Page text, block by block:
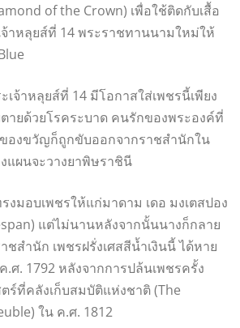
of the Crown) เพื่อใช้ติดกับเสื้อ
าหลุยส์ที่ 14 พระราชทานนามใหม่ให้
จ้าหลุยส์ที่ 14 มีโอกาสใส่เพชรนี้เพียง
ายด้วยโรคระบาด คนรักของพระองค์ที่
ของขวัญก็ถูกขับออกจากราชสำนักใน
แผนจะวางยาพิษราชินี
งมอบเพชรให้แก่มาดาม เดอ มงเตสปอง
แต่ไม่นานหลังจากนั้นนางก็กลาย
ชสำนัก เพชรฝรั่งเศสสีน้ำเงินนี้ ได้หาย
.ศ. 1792 หลังจากการปล้นเพชรครั้ง
ร์ที่คลังเก็บสมบัติแห่งชาติ (The
ใน ค.ศ. 1812